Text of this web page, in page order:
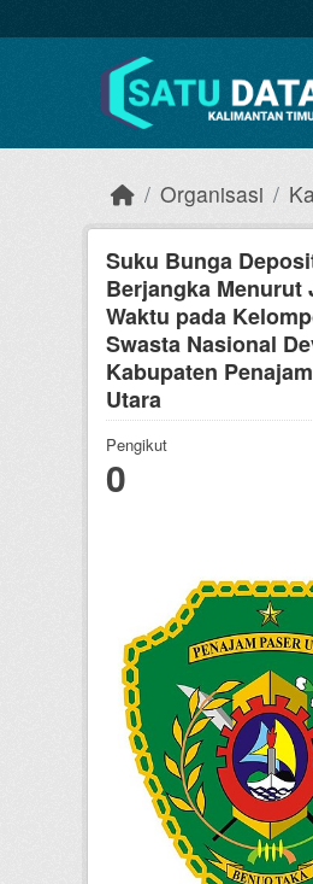
Organisasi
Suku Bunga
Berjangka Menurut
Waktu pada
Swasta Nasional
Kabupaten
Utara
Pengikut
0